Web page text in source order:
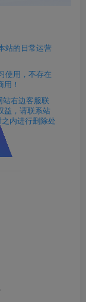
站的日常运营
使用，不存在
！
右边客服联
益，请联系站
内进行删除处